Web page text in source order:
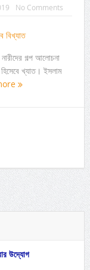
No Comments
গল্প আলোচনা
হিসেবে খ্যাত। ইসলাম
উদ্যোগ